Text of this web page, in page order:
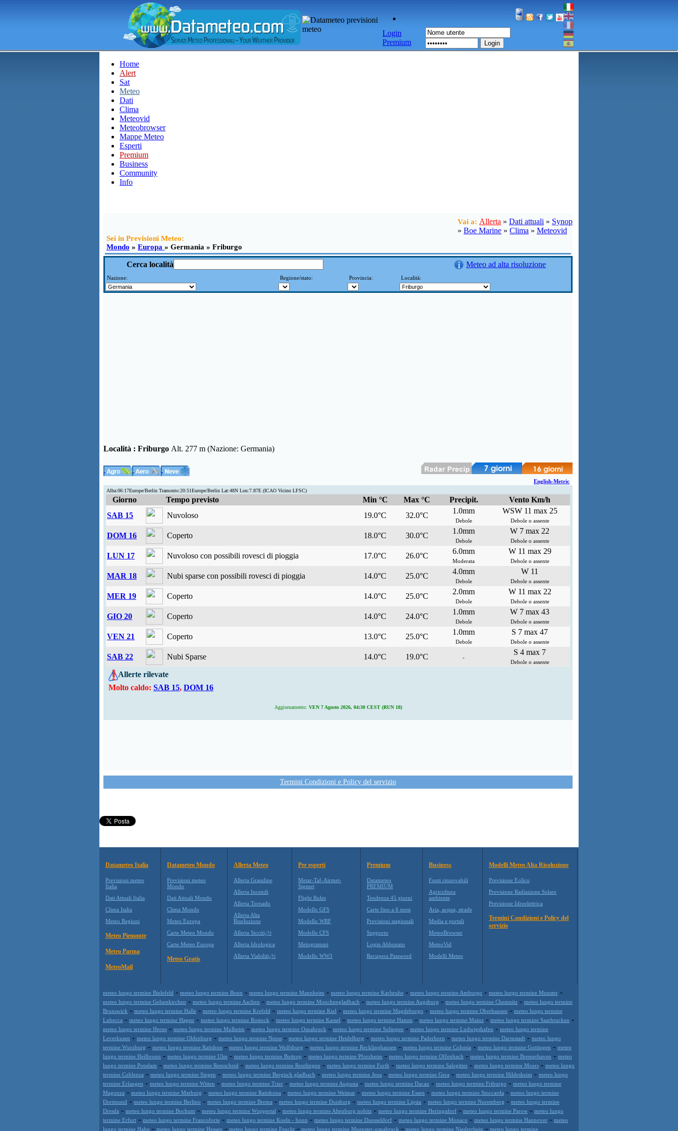
Login
Premium
Login
Home
Alert
Sat
Meteo
Dati
Clima
Meteovid
Meteobrowser
Mappe Meteo
Esperti
Premium
Business
Community
Info
Vai a: Allerta » Dati attuali » Synop
» Boe Marine » Clima » Meteovid
Sei in Previsioni Meteo:
Mondo » Europa » Germania » Friburgo
Cerca località Meteo ad alta risoluzione
Nazione: Regione/stato: Provincia: Località:
Località : Friburgo Alt. 277 m (Nazione: Germania)
English-Metric
Alba:06:17Europe/Berlin Tramonto:20:51Europe/Berlin Lat:48N Lon:7.87E (ICAO Vicino LFSC)
Giorno Tempo previsto Min °C Max °C Precipit.
Vento Km/h
SAB 15
Nuvoloso 19.0°C 32.0°C
1.0mm
Debole
WSW 11 max 25
Debole o assente
DOM 16 Coperto 18.0°C 30.0°C
1.0mm
Debole
W 7 max 22
Debole o assente
LUN 17 Nuvoloso con possibili rovesci di pioggia 17.0°C 26.0°C
6.0mm
Moderata
W 11 max 29
Debole o assente
MAR 18 Nubi sparse con possibili rovesci di pioggia 14.0°C 25.0°C
4.0mm
Debole
W 11
Debole o assente
MER 19 Coperto 14.0°C 25.0°C
2.0mm
Debole
W 11 max 22
Debole o assente
GIO 20 Coperto 14.0°C 24.0°C
1.0mm
Debole
W 7 max 43
Debole o assente
VEN 21 Coperto 13.0°C 25.0°C
1.0mm
Debole
S 7 max 47
Debole o assente
SAB 22 Nubi Sparse 14.0°C 19.0°C -
S 4 max 7
Debole o assente
Allerte rilevate
Molto caldo: SAB 15, DOM 16
Aggiornamento: VEN 7 Agosto 2026, 04:30 CEST (RUN 18)
Termini Condizioni e Policy del servizio
Datameteo Italia
Previsioni meteo
Italia
Dati Attuali Italia
Clima Italia
Meteo Regioni
Meteo Piemonte
Meteo Parma
MeteoMail
Datameteo Mondo
Previsioni meteo
Mondo
Dati Attuali Mondo
Clima Mondo
Meteo Europa
Carte Meteo Mondo
Carte Meteo Europa
Meteo Gratis
Allerta Meteo
Allerta Grandine
Allerta Incendi
Allerta Tornado
Allerta Alta
Risoluzione
Allerta Siccitï¿½
Allerta Idrologica
Allerta Viabilitï¿½
Per esperti
Metar-Taf-Airmet-
Sigmet
Flight Rules
Modello GFS
Modello WRF
Modello CFS
Metogrammi
Modello WW3
Premium
Datameteo
PREMIUM
Tendenza 45 giorni
Carte fino a 6 mesi
Previsioni stagionali
Supporto
Login Abbonato
Recupera Password
Business
Fonti rinnovabili
Agricoltura
ambiente
Aria, acqua, strade
Media e portali
MeteoBrowser
MeteoVid
Modelli Meteo
Modelli Meteo Alta Risoluzione
Previsione Eolico
Previsione Radiazione Solare
Previsione Idroelettrica
Termini Condizioni e Policy del
servizio
meteo lungo termine Bielefeld - meteo lungo termine Bonn - meteo lungo termine Mannheim - meteo lungo termine Karlsruhe - meteo lungo termine Amburgo - meteo lungo termine Munster -
meteo lungo termine Gelsenkirchen - meteo lungo termine Aachen - meteo lungo termine Monchengladbach - meteo lungo termine Augsburg - meteo lungo termine Chemnitz - meteo lungo termine
Brunswick - meteo lungo termine Halle - meteo lungo termine Krefeld - meteo lungo termine Kiel - meteo lungo termine Magdeburgo - meteo lungo termine Oberhausen - meteo lungo termine
Lubecca - meteo lungo termine Hagen - meteo lungo termine Rostock - meteo lungo termine Kassel - meteo lungo termine Hamm - meteo lungo termine Mainz - meteo lungo termine Saarbrucken -
meteo lungo termine Herne - meteo lungo termine Mulheim - meteo lungo termine Osnabruck - meteo lungo termine Solingen - meteo lungo termine Ludwigshafen - meteo lungo termine
Leverkusen - meteo lungo termine Oldenburg - meteo lungo termine Neuss - meteo lungo termine Heidelberg - meteo lungo termine Paderborn - meteo lungo termine Darmstadt - meteo lungo
termine Wurzburg - meteo lungo termine Ratisbon - meteo lungo termine Wolfsburg - meteo lungo termine Recklinghausen - meteo lungo termine Colonia - meteo lungo termine Gottingen - meteo
lungo termine Heilbronn - meteo lungo termine Ulm - meteo lungo termine Bottrop - meteo lungo termine Pforzheim - meteo lungo termine Offenbach - meteo lungo termine Bremerhaven - meteo
lungo termine Potsdam - meteo lungo termine Remscheid - meteo lungo termine Reutlingen - meteo lungo termine Furth - meteo lungo termine Salzgitter - meteo lungo termine Moers - meteo lungo
termine Coblenza - meteo lungo termine Siegen - meteo lungo termine Bergisch gladbach - meteo lungo termine Jena - meteo lungo termine Gera - meteo lungo termine Hildesheim - meteo lungo
termine Erlangen - meteo lungo termine Witten - meteo lungo termine Trier - meteo lungo termine Augusta - meteo lungo termine Dacau - meteo lungo termine Friburgo - meteo lungo termine
Magonza - meteo lungo termine Marburg - meteo lungo termine Ratisbona - meteo lungo termine Weimar - meteo lungo termine Essen - meteo lungo termine Stoccarda - meteo lungo termine
Dortmund - meteo lungo termine Berlino - meteo lungo termine Brema - meteo lungo termine Duisburg - meteo lungo termine Lipsia - meteo lungo termine Nuremberg - meteo lungo termine
Dresda - meteo lungo termine Bochum - meteo lungo termine Wuppertal - meteo lungo termine Altenburg nobitz - meteo lungo termine Heringsdorf - meteo lungo termine Parow - meteo lungo
termine Erfurt - meteo lungo termine Francoforte - meteo lungo termine Koeln - bonn - meteo lungo termine Duesseldorf - meteo lungo termine Monaco - meteo lungo termine Hannover - meteo
lungo termine Hahn - meteo lungo termine Hessen - meteo lungo termine Feucht - meteo lungo termine Muenster-osnabruck - meteo lungo termine Niederrhein - meteo lungo termine